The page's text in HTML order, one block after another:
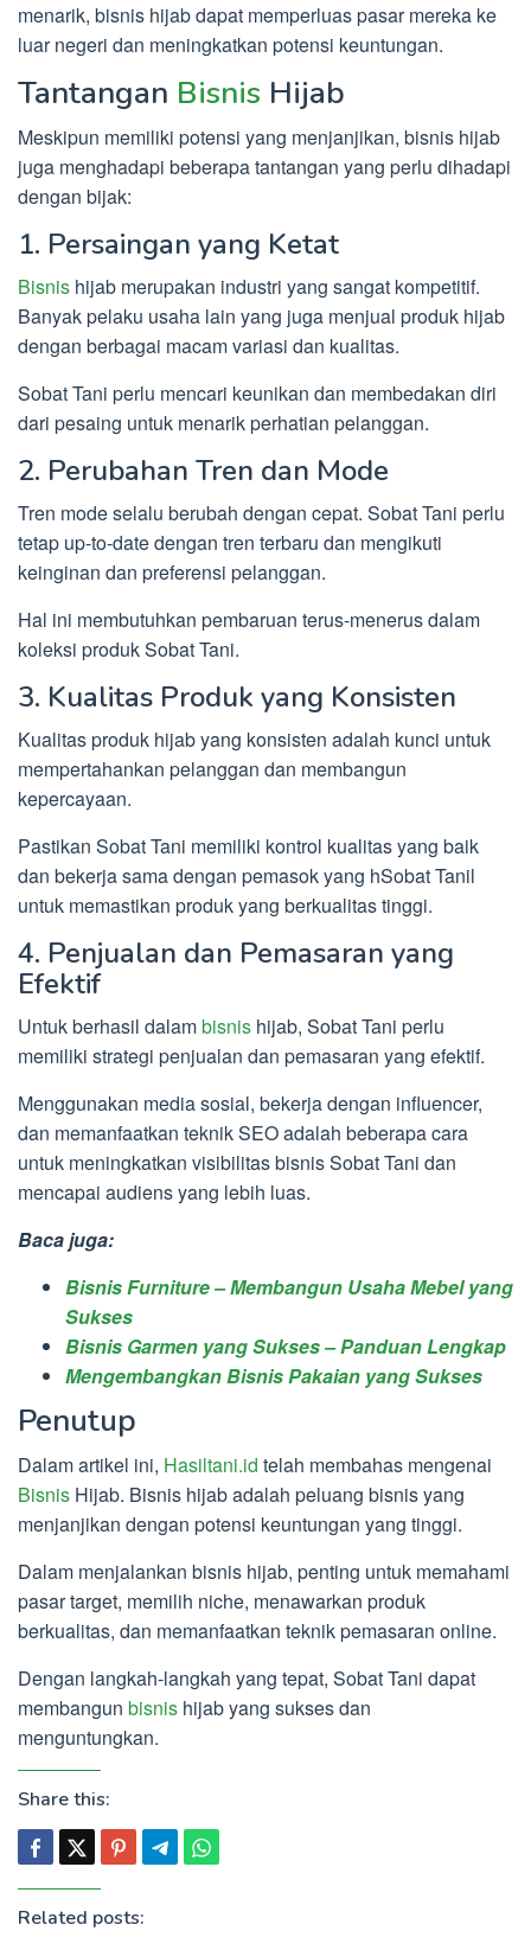
menarik, bisnis hijab dapat memperluas pasar mereka ke
luar negeri dan meningkatkan potensi keuntungan.
Tantangan Bisnis Hijab
Meskipun memiliki potensi yang menjanjikan, bisnis hijab
juga menghadapi beberapa tantangan yang perlu dihadapi
dengan bijak:
1. Persaingan yang Ketat
Bisnis hijab merupakan industri yang sangat kompetitif.
Banyak pelaku usaha lain yang juga menjual produk hijab
dengan berbagai macam variasi dan kualitas.
Sobat Tani perlu mencari keunikan dan membedakan diri
dari pesaing untuk menarik perhatian pelanggan.
2. Perubahan Tren dan Mode
Tren mode selalu berubah dengan cepat. Sobat Tani perlu
tetap up-to-date dengan tren terbaru dan mengikuti
keinginan dan preferensi pelanggan.
Hal ini membutuhkan pembaruan terus-menerus dalam
koleksi produk Sobat Tani.
3. Kualitas Produk yang Konsisten
Kualitas produk hijab yang konsisten adalah kunci untuk
mempertahankan pelanggan dan membangun
kepercayaan.
Pastikan Sobat Tani memiliki kontrol kualitas yang baik
dan bekerja sama dengan pemasok yang hSobat Tanil
untuk memastikan produk yang berkualitas tinggi.
4. Penjualan dan Pemasaran yang
Efektif
Untuk berhasil dalambisnis hijab, Sobat Tani perlu
memiliki strategi penjualan dan pemasaran yang efektif.
Menggunakan media sosial, bekerja dengan influencer,
dan memanfaatkan teknik SEO adalah beberapa cara
untuk meningkatkan visibilitas bisnis Sobat Tani dan
mencapai audiens yang lebih luas.
Baca juga:
Bisnis Furniture – Membangun Usaha Mebel yang
Sukses
Bisnis Garmen yang Sukses – Panduan Lengkap
Mengembangkan Bisnis Pakaian yang Sukses
Penutup
Dalam artikel ini, Hasiltani.id telah membahas mengenai
Bisnis Hijab. Bisnis hijab adalah peluang bisnis yang
menjanjikan dengan potensi keuntungan yang tinggi.
Dalam menjalankan bisnis hijab, penting untuk memahami
pasar target, memilih niche, menawarkan produk
berkualitas, dan memanfaatkan teknik pemasaran online.
Dengan langkah-langkah yang tepat, Sobat Tani dapat
membangun bisnis hijab yang sukses dan
menguntungkan.
Share this:
Related posts: